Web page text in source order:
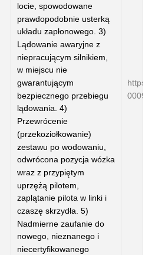
locie, spowodowane
prawdopodobnie usterką
układu zapłonowego. 3)
Lądowanie awaryjne z
niepracującym silnikiem,
w miejscu nie
gwarantującym
bezpiecznego przebiegu
lądowania. 4)
Przewrócenie
(przekoziołkowanie)
zestawu po wodowaniu,
odwrócona pozycja wózka
wraz z przypiętym
uprzężą pilotem,
zaplątanie pilota w linki i
czaszę skrzydła. 5)
Nadmierne zaufanie do
nowego, nieznanego i
niecertyfikowanego
https://
0009/